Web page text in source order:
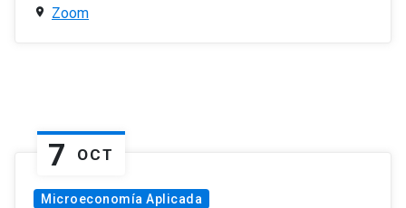
Zoom
7 OCT
Microeconomía Aplicada